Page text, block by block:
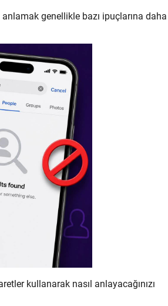
genellikle bazı ipuçlarına daha
kullanarak nasıl anlayacağınızı